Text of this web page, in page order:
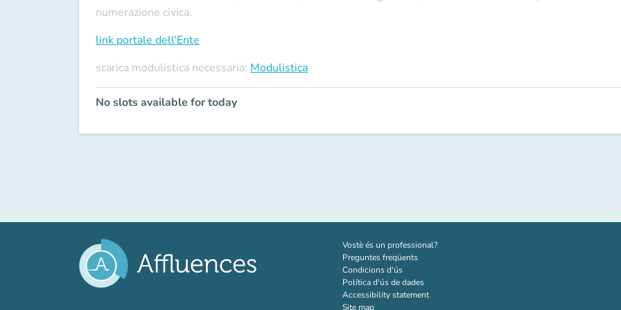
numerazione civica.
link portale dell'Ente
scarica modulistica necessaria: Modulistica
No slots available for today
Vostè és un professional?(new tab)
Preguntes freqüents
Condicions d'ús
Política d'ús de dades
Accessibility statement
Site map